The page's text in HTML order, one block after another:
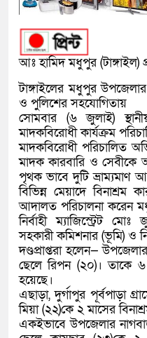
আঃ হামিদ মধুপুর (টাঙ্গাইল)
টাঙ্গাইলের মধুপুর
ও পুলিশের সহযোগিতায়
সোমবার (৬ জুলাই)
মাদকবিরোধী কার্যক্রম
মাদকবিরোধী পরিচালিত
মাদক কারবারি ও
পৃথক ভাবে দুটি ভ্রাম্যমাণ
বিভিন্ন মেয়াদে বিনাশ্রম
আদালত পরিচালনা করেন
নির্বাহী ম্যাজিস্ট্রেট
সহকারী কমিশনার (ভূমি) ও
দণ্ডপ্রাপ্তরা হলেন—
ছেলে রিপন (২০)। তাকে ৬
হয়েছে।
এছাড়া, দুর্গাপুর পূর্বপাড়া
মিয়া (২২)কে ২ মাসের
একইভাবে উপজেলার